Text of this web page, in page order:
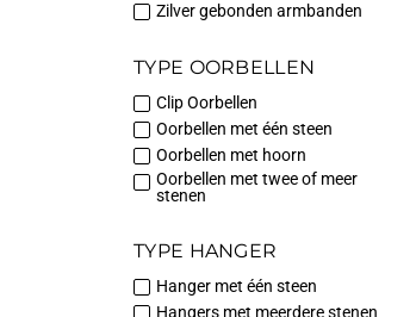
Zilver gebonden armbanden
TYPE OORBELLEN
Clip Oorbellen
Oorbellen met één steen
Oorbellen met hoorn
Oorbellen met twee of meer
stenen
TYPE HANGER
Hanger met één steen
Hangers met meerdere stenen